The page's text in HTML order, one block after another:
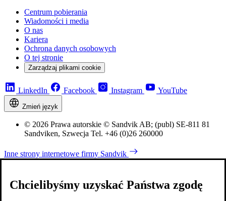
Centrum pobierania
Wiadomości i media
O nas
Kariera
Ochrona danych osobowych
O tej stronie
Zarządzaj plikami cookie
LinkedIn Facebook Instagram YouTube
Zmień język
© 2026 Prawa autorskie © Sandvik AB; (publ) SE-811 81
Sandviken, Szwecja Tel. +46 (0)26 260000
Inne strony internetowe firmy Sandvik
Chcielibyśmy uzyskać Państwa zgodę